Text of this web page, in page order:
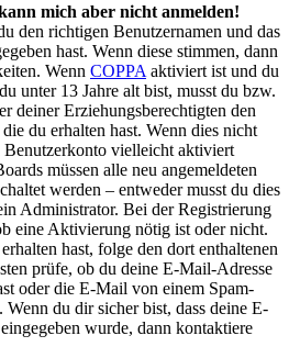
mich aber nicht anmelden!
den richtigen Benutzernamen und das
hast. Wenn diese stimmen, dann
Wenn COPPA aktiviert ist und du
unter 13 Jahre alt bist, musst du bzw.
deiner Erziehungsberechtigten den
du erhalten hast. Wenn dies nicht
Benutzerkonto vielleicht aktiviert
müssen alle neu angemeldeten
werden – entweder musst du dies
Administrator. Bei der Registrierung
eine Aktivierung nötig ist oder nicht.
hast, folge den dort enthaltenen
prüfe, ob du deine E-Mail-Adresse
oder die E-Mail von einem Spam-
du dir sicher bist, dass deine E-
wurde, dann kontaktiere